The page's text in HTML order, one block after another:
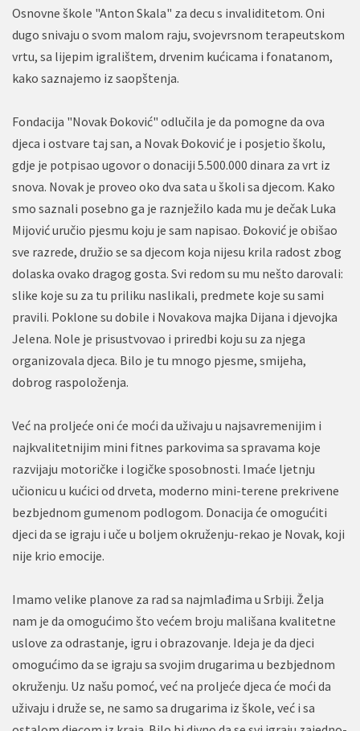
Osnovne škole "Anton Skala" za decu s invaliditetom. Oni
dugo snivaju o svom malom raju, svojevrsnom terapeutskom
vrtu, sa lijepim igralištem, drvenim kućicama i fonatanom,
kako saznajemo iz saopštenja.
Fondacija "Novak Đoković" odlučila je da pomogne da ova
djeca i ostvare taj san, a Novak Đoković je i posjetio školu,
gdje je potpisao ugovor o donaciji 5.500.000 dinara za vrt iz
snova. Novak je proveo oko dva sata u školi sa djecom. Kako
smo saznali posebno ga je raznježilo kada mu je dečak Luka
Mijović uručio pjesmu koju je sam napisao. Đoković je obišao
sve razrede, družio se sa djecom koja nijesu krila radost zbog
dolaska ovako dragog gosta. Svi redom su mu nešto darovali:
slike koje su za tu priliku naslikali, predmete koje su sami
pravili. Poklone su dobile i Novakova majka Dijana i djevojka
Jelena. Nole je prisustvovao i priredbi koju su za njega
organizovala djeca. Bilo je tu mnogo pjesme, smijeha,
dobrog raspoloženja.
Već na proljeće oni će moći da uživaju u najsavremenijim i
najkvalitetnijim mini fitnes parkovima sa spravama koje
razvijaju motoričke i logičke sposobnosti. Imaće ljetnju
učionicu u kućici od drveta, moderno mini-terene prekrivene
bezbjednom gumenom podlogom. Donacija će omogućiti
djeci da se igraju i uče u boljem okruženju-rekao je Novak, koji
nije krio emocije.
Imamo velike planove za rad sa najmlađima u Srbiji. Želja
nam je da omogućimo što većem broju mališana kvalitetne
uslove za odrastanje, igru i obrazovanje. Ideja je da djeci
omogućimo da se igraju sa svojim drugarima u bezbjednom
okruženju. Uz našu pomoć, već na proljeće djeca će moći da
uživaju i druže se, ne samo sa drugarima iz škole, već i sa